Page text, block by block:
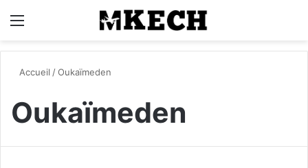
Accueil /Oukaïmeden
Oukaïmeden